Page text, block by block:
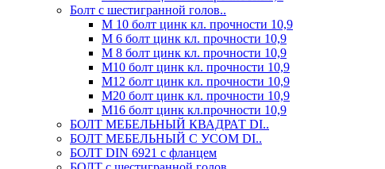
Болт с шестигранной голов..
М 10 болт цинк кл. прочности 10,9
М 6 болт цинк кл. прочности 10,9
М 8 болт цинк кл. прочности 10,9
М10 болт цинк кл. прочности 10,9
М12 болт цинк кл. прочности 10,9
М20 болт цинк кл. прочности 10,9
М16 болт цинк кл.прочности 10,9
БОЛТ МЕБЕЛЬНЫЙ КВАДРАТ DI..
БОЛТ МЕБЕЛЬНЫЙ С УСОМ DI..
БОЛТ DIN 6921 c фланцем